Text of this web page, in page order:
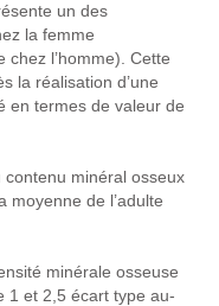
un des
la femme
chez l’homme). Cette
la réalisation d’une
en termes de valeur de
minéral osseux
moyenne de l’adulte
minérale osseuse
1 et 2,5 écart type au-